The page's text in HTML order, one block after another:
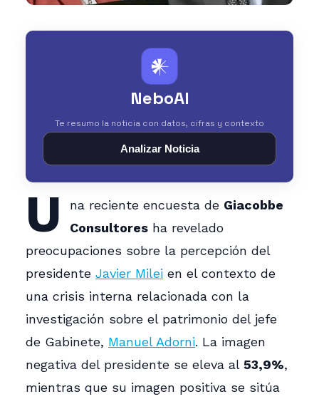
𒀭
NeboAI
Te resumo la noticia con datos, cifras y contexto
Analizar Noticia
U na reciente encuesta de Giacobbe
Consultoresha revelado
preocupaciones sobre la percepción del
presidente Javier Milei en el contexto de
una crisis interna relacionada con la
investigación sobre el patrimonio del jefe
de Gabinete, Manuel Adorni. La imagen
negativa del presidente se eleva al 53,9%,
mientras que su imagen positiva se sitúa